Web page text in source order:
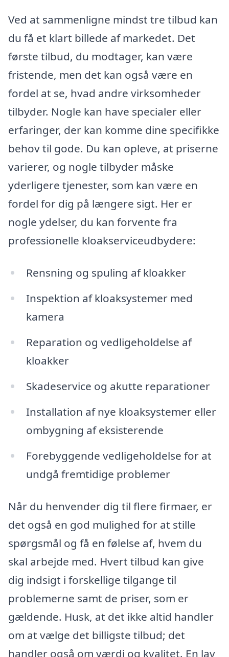
Ved at sammenligne mindst tre tilbud kan
du få et klart billede af markedet. Det
første tilbud, du modtager, kan være
fristende, men det kan også være en
fordel at se, hvad andre virksomheder
tilbyder. Nogle kan have specialer eller
erfaringer, der kan komme dine specifikke
behov til gode. Du kan opleve, at priserne
varierer, og nogle tilbyder måske
yderligere tjenester, som kan være en
fordel for dig på længere sigt. Her er
nogle ydelser, du kan forvente fra
professionelle kloakserviceudbydere:
Rensning og spuling af kloakker
Inspektion af kloaksystemer med
kamera
Reparation og vedligeholdelse af
kloakker
Skadeservice og akutte reparationer
Installation af nye kloaksystemer eller
ombygning af eksisterende
Forebyggende vedligeholdelse for at
undgå fremtidige problemer
Når du henvender dig til flere firmaer, er
det også en god mulighed for at stille
spørgsmål og få en følelse af, hvem du
skal arbejde med. Hvert tilbud kan give
dig indsigt i forskellige tilgange til
problemerne samt de priser, som er
gældende. Husk, at det ikke altid handler
om at vælge det billigste tilbud; det
handler også om værdi og kvalitet. En lav